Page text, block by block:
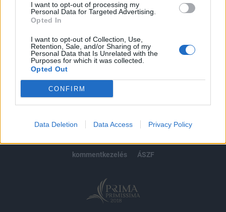
I want to opt-out of processing my
Personal Data for Targeted Advertising.
Opted In
I want to opt-out of Collection, Use,
Retention, Sale, and/or Sharing of my
Personal Data that Is Unrelated with the
Purposes for which it was collected.
Opted Out
CONFIRM
Data Deletion Data Access Privacy Policy
MÁR ELŐFIZETŐNK VAGY?
© 2026 Portfolio
impresszum
jogi nyilatkozat
süti beállítások
kommentkezelés
ÁSZF